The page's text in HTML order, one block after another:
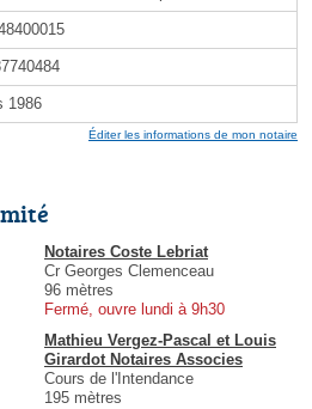
1986
Éditer les informations de mon notaire
Notaires Coste Lebriat
Cr Georges Clemenceau
96 mètres
Fermé, ouvre lundi à 9h30
Mathieu Vergez-Pascal et Louis
Girardot Notaires Associes
Cours de l'Intendance
195 mètres